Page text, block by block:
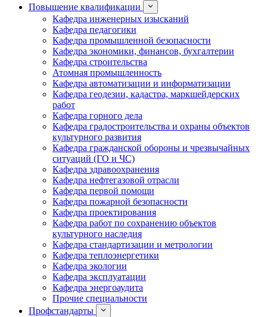
Повышение квалификации
Кафедра инженерных изысканий
Кафедра педагогики
Кафедра промышленной безопасности
Кафедра экономики, финансов, бухгалтерии
Кафедра строительства
Атомная промышленность
Кафедра автоматизации и информатизации
Кафедра геодезии, кадастра, маркшейдерских
работ
Кафедра горного дела
Кафедра градостроительства и охраны объектов
культурного развития
Кафедра гражданской обороны и чрезвычайных
ситуаций (ГО и ЧС)
Кафедра здравоохранения
Кафедра нефтегазовой отрасли
Кафедра первой помощи
Кафедра пожарной безопасности
Кафедра проектирования
Кафедра работ по сохранению объектов
культурного наследия
Кафедра стандартизации и метрологии
Кафедра теплоэнергетики
Кафедра экологии
Кафедра эксплуатации
Кафедра энергоаудита
Прочие специальности
Профстандарты